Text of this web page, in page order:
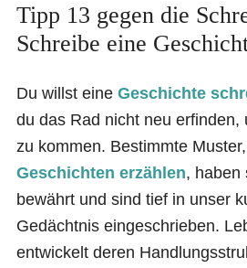
Tipp 13 gegen die
Schreibe eine
Du willst eine Geschichte
du das Rad nicht neu erfinden,
zu kommen. Bestimmte
Geschichten erzählen, haben
bewährt und sind tief in unser
Gedächtnis eingeschrieben.
entwickelt deren